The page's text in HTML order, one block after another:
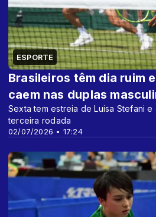
ESPORTE
02/07/2026 • 17:24
Brasileiros têm dia ruim
caem nas duplas
Sexta tem estreia de Luisa Stefani e
terceira rodada